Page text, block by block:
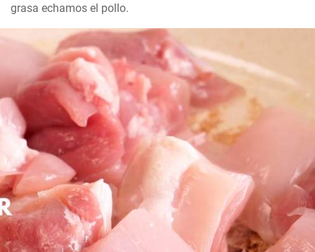
grasa echamos el pollo.